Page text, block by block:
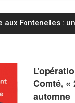
:
Comté, «
automne